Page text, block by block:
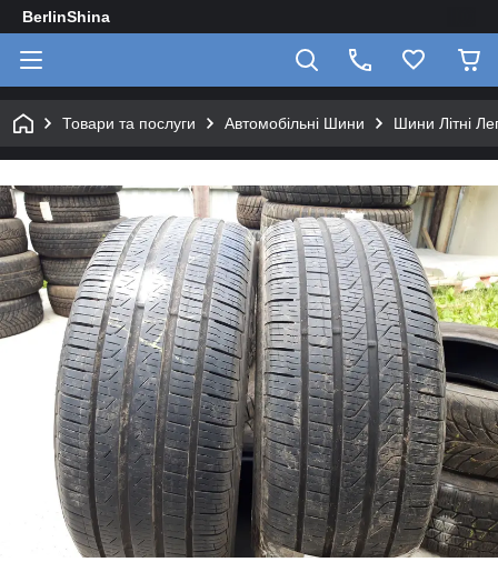
BerlinShina
Товари та послуги Автомобільні Шини Шини Літні